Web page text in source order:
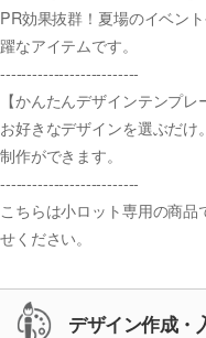
PR効果抜群！夏場のイベン
躍なアイテムです。
--------------------------
【かんたんデザインテンプレ
お好きなデザインを選ぶだ
制作ができます。
--------------------------
こちらは小ロット専用の商
せください。
デザイン作成・